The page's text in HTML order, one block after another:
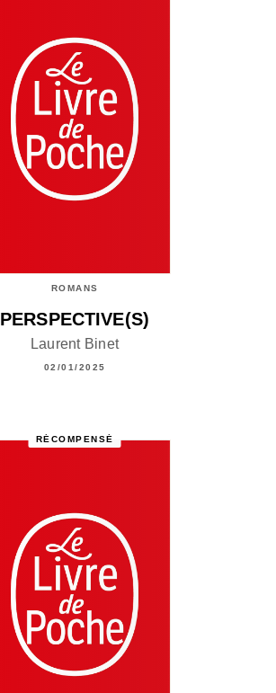
ROMANS
PERSPECTIVE(S)
Laurent Binet
02/01/2025
RÉCOMPENSÉ